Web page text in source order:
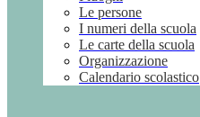
Le persone
I numeri della scuola
Le carte della scuola
Organizzazione
Calendario scolastico